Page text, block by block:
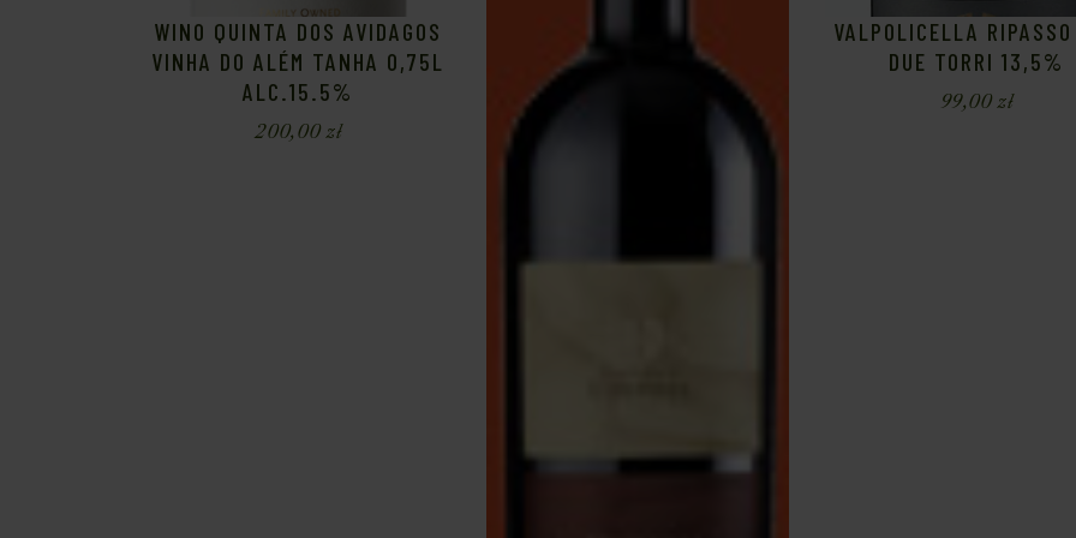
WINO QUINTA DOS AVIDAGOS
VINHA DO ALÉM TANHA 0,75L
ALC.15.5%
200,00zł
VALPOLICELLA
DUE TORRI 13,5%
99,00zł